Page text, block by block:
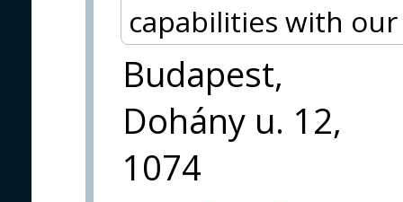
capabilities with
Budapest,
Dohány u. 12,
1074